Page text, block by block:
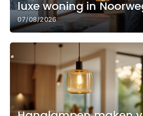
luxe woning in
07/08/2026